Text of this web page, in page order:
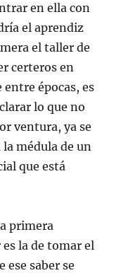
en ella con
el aprendiz
el taller de
certeros en
épocas, es
lo que no
ventura, ya se
la médula de un
que está
primera
la de tomar el
ese saber se